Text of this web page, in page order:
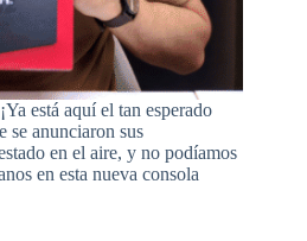
está aquí el tan esperado
se anunciaron sus
en el aire, y no podíamos
en esta nueva consola